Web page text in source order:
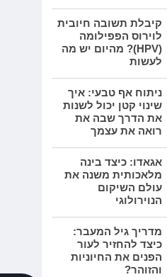
קיבלת תשובה חיובית
לוירוס הפפילומה
(HPV)? מהיום יש מה
לעשות
ניתוח אף טבעי: איך
שינוי קטן יכול לשנות
את הדרך שבה את
רואה את עצמך
אגאדו: כיצד בינה
מלאכותית משנה את
עולם השיקום
הנוירולוגי
מדריך גיל המעבר:
כיצד להחזיר לעור
הפנים את החיוניות
והזוהר?